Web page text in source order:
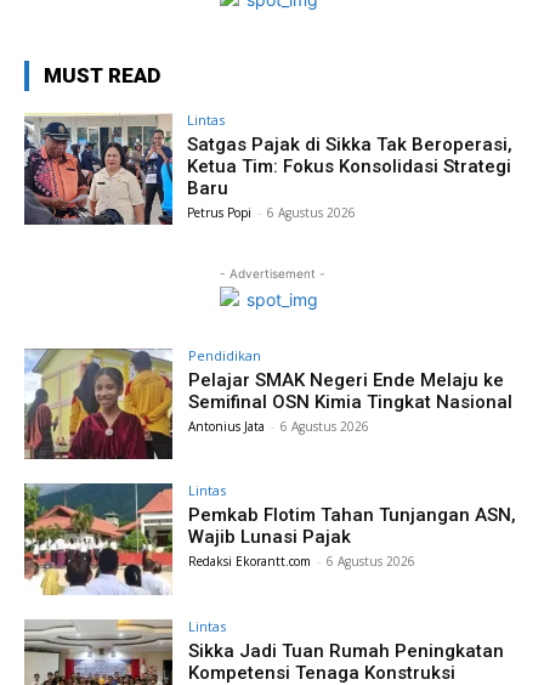
MUST READ
Lintas
Satgas Pajak di Sikka Tak Beroperasi,
Ketua Tim: Fokus Konsolidasi Strategi
Baru
Petrus Popi - 6 Agustus 2026
- Advertisement -
Pendidikan
Pelajar SMAK Negeri Ende Melaju ke
Semifinal OSN Kimia Tingkat Nasional
Antonius Jata - 6 Agustus 2026
Lintas
Pemkab Flotim Tahan Tunjangan ASN,
Wajib Lunasi Pajak
Redaksi Ekorantt.com - 6 Agustus 2026
Lintas
Sikka Jadi Tuan Rumah Peningkatan
Kompetensi Tenaga Konstruksi